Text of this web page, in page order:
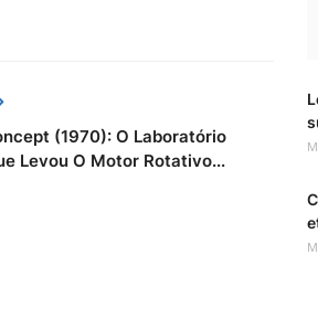
(1970): O Laboratório
Levou O Motor Rotativo...